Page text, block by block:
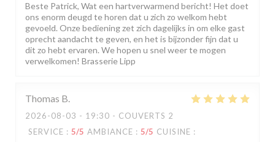
Beste Patrick, Wat een hartverwarmend bericht! Het doet
ons enorm deugd te horen dat u zich zo welkom hebt
gevoeld. Onze bediening zet zich dagelijks in om elke gast
oprecht aandacht te geven, en het is bijzonder fijn dat u
dit zo hebt ervaren. We hopen u snel weer te mogen
verwelkomen! Brasserie Lipp
Thomas B
2026-08-03 - 19:30 - COUVERTS 2
SERVICE : 5/5 AMBIANCE : 5/5 CUISINE :